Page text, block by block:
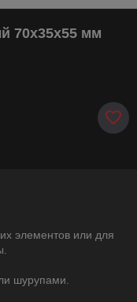
70х35x55 мм
элементов или для
шурупами.